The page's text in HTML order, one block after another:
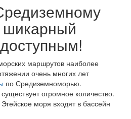
маршрутов наиболее
очень многих лет
по Средиземноморью.
огромное количество.
моря входят в бассейн